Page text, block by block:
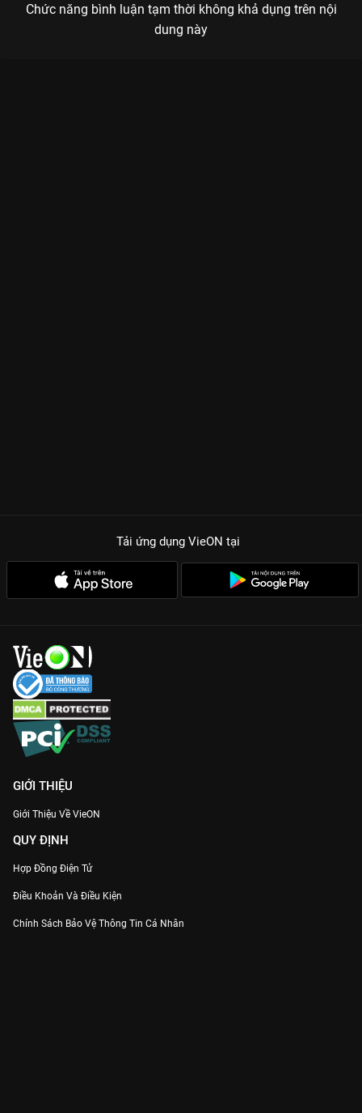
Chức năng bình luận tạm thời không khả dụng trên nội
dung này
Tải ứng dụng VieON tại
GIỚI THIỆU
Giới Thiệu Về VieON
QUY ĐỊNH
Hợp Đồng Điện Tử
Điều Khoản Và Điều Kiện
Chính Sách Bảo Vệ Thông Tin Cá Nhân